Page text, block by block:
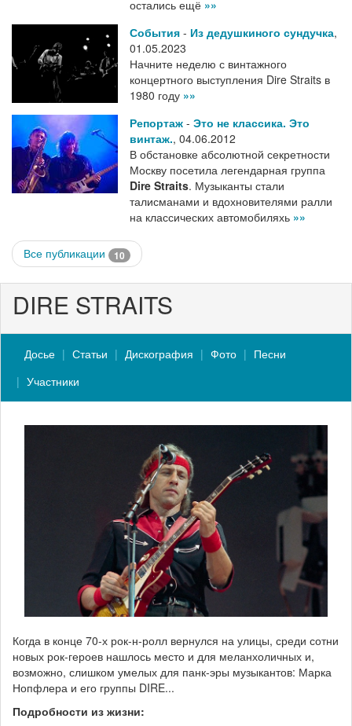
остались ещё »»
События - Из дедушкиного сундучка,
01.05.2023
Начните неделю с винтажного
концертного выступления Dire Straits в
1980 году »»
Репортаж - Это не классика. Это
винтаж., 04.06.2012
В обстановке абсолютной секретности
Москву посетила легендарная группа
Dire Straits. Музыканты стали
талисманами и вдохновителями ралли
на классических автомобиляхь »»
Все публикации 10
DIRE STRAITS
Досье Статьи Дискография Фото
Песни
Участники
Когда в конце 70-х рок-н-ролл вернулся на улицы, среди сотни
новых рок-героев нашлось место и для меланхоличных и,
возможно, слишком умелых для панк-эры музыкантов: Марка
Нопфлера и его группы DIRE...
Подробности из жизни: